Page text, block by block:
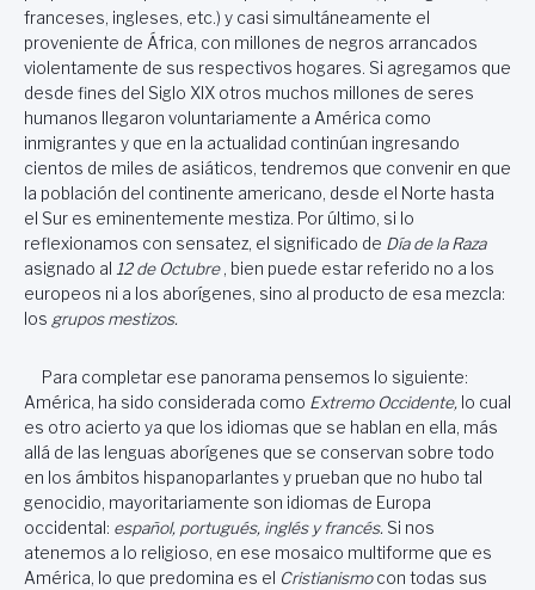
franceses, ingleses, etc.) y casi simultáneamente el
proveniente de África, con millones de negros arrancados
violentamente de sus respectivos hogares. Si agregamos que
desde fines del Siglo XIX otros muchos millones de seres
humanos llegaron voluntariamente a América como
inmigrantes y que en la actualidad continúan ingresando
cientos de miles de asiáticos, tendremos que convenir en que
la población del continente americano, desde el Norte hasta
el Sur es eminentemente mestiza. Por último, si lo
reflexionamos con sensatez, el significado de Día de la Raza
asignado al 12 de Octubre, bien puede estar referido no a los
europeos ni a los aborígenes, sino al producto de esa mezcla:
los grupos mestizos.
Para completar ese panorama pensemos lo siguiente:
América, ha sido considerada como Extremo Occidente, lo cual
es otro acierto ya que los idiomas que se hablan en ella, más
allá de las lenguas aborígenes que se conservan sobre todo
en los ámbitos hispanoparlantes y prueban que no hubo tal
genocidio, mayoritariamente son idiomas de Europa
occidental: español, portugués, inglés y francés. Si nos
atenemos a lo religioso, en ese mosaico multiforme que es
América, lo que predomina es el Cristianismocon todas sus